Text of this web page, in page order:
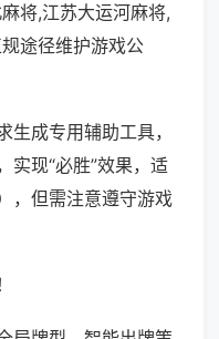
将,江苏大运河麻将,
途径维护游戏公
生成专用辅助工具，
实现“必胜”效果，适
，但需注意遵守游戏